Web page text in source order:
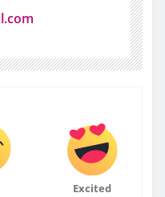
Excited